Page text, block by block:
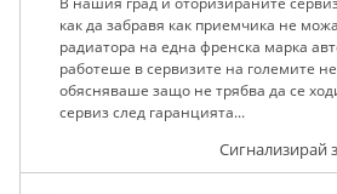
как да забравя как приемчика не
радиатора на една френска марка
работеше в сервизите на големите
обясняваше защо не трябва да се
сервиз след гаранцията...
Сигнализирай